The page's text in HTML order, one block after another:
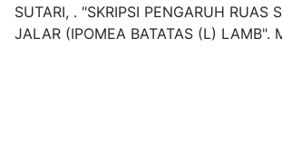
SUTARI, . "SKRIPSI PENGARUH RUAS
JALAR (IPOMEA BATATAS (L) LAMB".